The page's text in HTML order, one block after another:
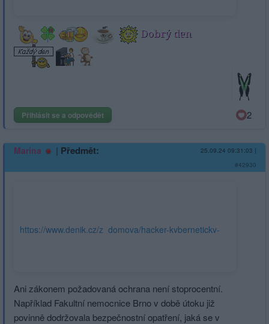
Přihlásit se a odpovědět 2
Marina | Předmět: 25.09.24 09:31:03 |
#42930
https://www.denik.cz/z_domova/hacker-kyberneticky-
Ani zákonem požadovaná ochrana není stoprocentní.
Například Fakultní nemocnice Brno v době útoku již
povinně dodržovala bezpečnostní opatření, jaká se v